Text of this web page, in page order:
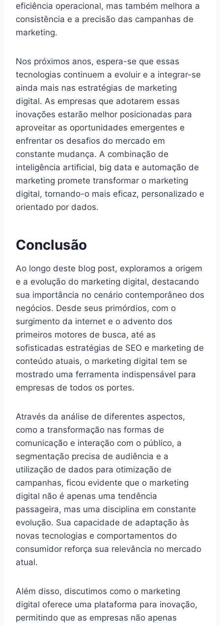
eficiência operacional, mas também melhora a
consistência e a precisão das campanhas de
marketing.
Nos próximos anos, espera-se que essas
tecnologias continuem a evoluir e a integrar-se
ainda mais nas estratégias de marketing
digital. As empresas que adotarem essas
inovações estarão melhor posicionadas para
aproveitar as oportunidades emergentes e
enfrentar os desafios do mercado em
constante mudança. A combinação de
inteligência artificial, big data e automação de
marketing promete transformar o marketing
digital, tornando-o mais eficaz, personalizado e
orientado por dados.
Conclusão
Ao longo deste blog post, exploramos a origem
e a evolução do marketing digital, destacando
sua importância no cenário contemporâneo dos
negócios. Desde seus primórdios, com o
surgimento da internet e o advento dos
primeiros motores de busca, até as
sofisticadas estratégias de SEO e marketing de
conteúdo atuais, o marketing digital tem se
mostrado uma ferramenta indispensável para
empresas de todos os portes.
Através da análise de diferentes aspectos,
como a transformação nas formas de
comunicação e interação com o público, a
segmentação precisa de audiência e a
utilização de dados para otimização de
campanhas, ficou evidente que o marketing
digital não é apenas uma tendência
passageira, mas uma disciplina em constante
evolução. Sua capacidade de adaptação às
novas tecnologias e comportamentos do
consumidor reforça sua relevância no mercado
atual.
Além disso, discutimos como o marketing
digital oferece uma plataforma para inovação,
permitindo que as empresas não apenas